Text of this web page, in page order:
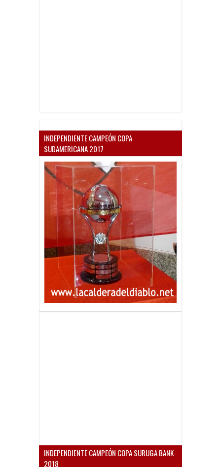
INDEPENDIENTE CAMPEÓN COPA
SUDAMERICANA 2017
INDEPENDIENTE CAMPEÓN COPA SURUGA BANK
2018